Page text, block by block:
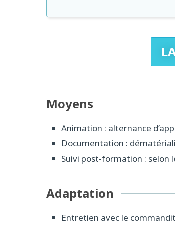
Moyens
Animation : alternance
Documentation :
Suivi post-formation : selon
Adaptation
Entretien avec le